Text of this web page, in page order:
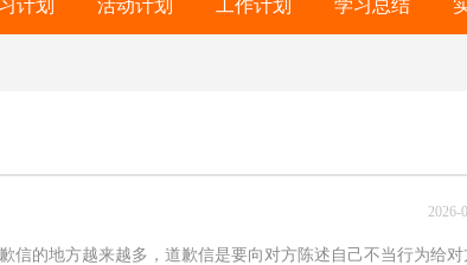
学习总结
工作计划
活动计划
计划
2026-
信的地方越来越多，道歉信是要向对方陈述自己不当行为给对